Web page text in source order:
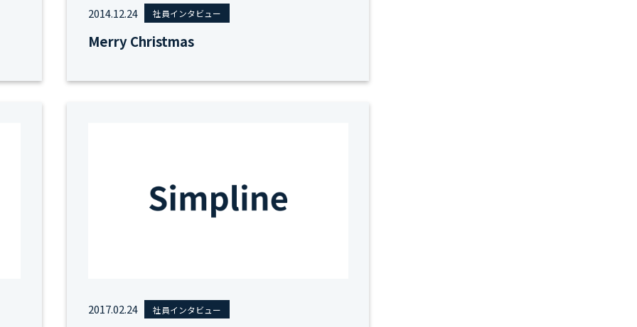
2014.12.24 社員インタビュー
Merry Christmas
2017.02.24 社員インタビュー